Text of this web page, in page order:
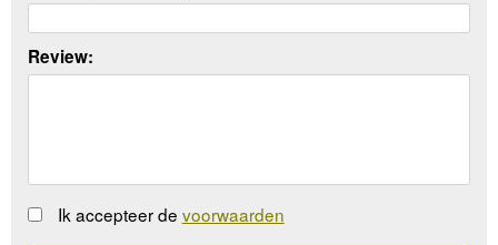
Review:
Ik accepteer de voorwaarden